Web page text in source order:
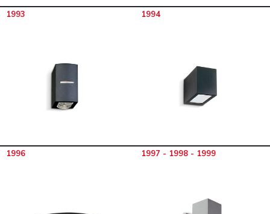
1993 1994
1996 1997 - 1998 - 1999